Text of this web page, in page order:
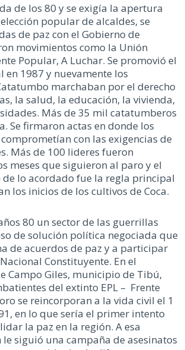
de los 80 y se exigía la apertura
popular de alcaldes, se
de paz con el Gobierno de
movimientos como la Unión
Popular, A Luchar. Se promovió el
en 1987 y nuevamente los
marchaban por el derecho
la salud, la educación, la vivienda,
Más de 35 mil catatumberos
Se firmaron actas en donde los
con las exigencias de
Más de 100 lideres fueron
meses que siguieron al paro y el
lo acordado fue la regla principal
los inicios de los cultivos de Coca.
80 un sector de las guerrillas
de solución política negociada que
de acuerdos de paz y a participar
Constituyente. En el
Campo Giles, municipio de Tibú,
del extinto EPL – Frente
se reincorporan a la vida civil el 1
en lo que sería el primer intento
la paz en la región. A esa
siguió una campaña de asesinatos